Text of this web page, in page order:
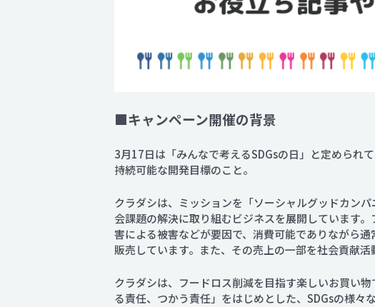
■キャンペーン開催の背景
3月17日は「みんなで考えるSDGsの日」と定められ
持続可能な開発目標のこと。
クラダシは、ミッションを「ソーシャルグッドカン
会課題の解決に取り組むビジネスを展開しています
害による被害などが要因で、消費可能でありながら
販売しています。また、その売上の一部を社会貢献活
クラダシは、フードロス削減を目指す楽しいお買い
る責任、つかう責任」をはじめとした、SDGsの様々